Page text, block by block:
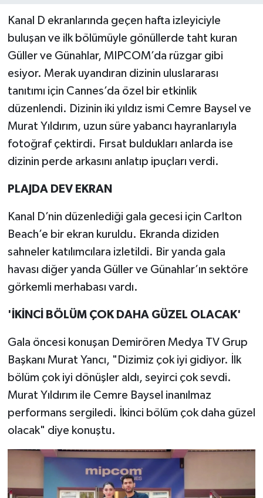
Kanal D ekranlarında geçen hafta izleyiciyle
buluşan ve ilk bölümüyle gönüllerde taht kuran
Güller ve Günahlar, MIPCOM’da rüzgar gibi
esiyor. Merak uyandıran dizinin uluslararası
tanıtımı için Cannes’da özel bir etkinlik
düzenlendi. Dizinin iki yıldız ismi Cemre Baysel ve
Murat Yıldırım, uzun süre yabancı hayranlarıyla
fotoğraf çektirdi. Fırsat buldukları anlarda ise
dizinin perde arkasını anlatıp ipuçları verdi.
PLAJDA DEV EKRAN
Kanal D’nin düzenlediği gala gecesi için Carlton
Beach’e bir ekran kuruldu. Ekranda diziden
sahneler katılımcılara izletildi. Bir yanda gala
havası diğer yanda Güller ve Günahlar’ın sektöre
görkemli merhabası vardı.
'İKİNCİ BÖLÜM ÇOK DAHA GÜZEL OLACAK'
Gala öncesi konuşan Demirören Medya TV Grup
Başkanı Murat Yancı, "Dizimiz çok iyi gidiyor. İlk
bölüm çok iyi dönüşler aldı, seyirci çok sevdi.
Murat Yıldırım ile Cemre Baysel inanılmaz
performans sergiledi. İkinci bölüm çok daha güzel
olacak" diye konuştu.